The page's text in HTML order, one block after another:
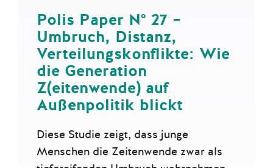
Polis Paper N° 27 –
Umbruch, Distanz,
Verteilungskonflikte: Wie
die Generation
Z(eitenwende) auf
Außenpolitik blickt
Menschen die Zeitenwende zwar als
tiefgreifenden Umbruch wahrnehmen,